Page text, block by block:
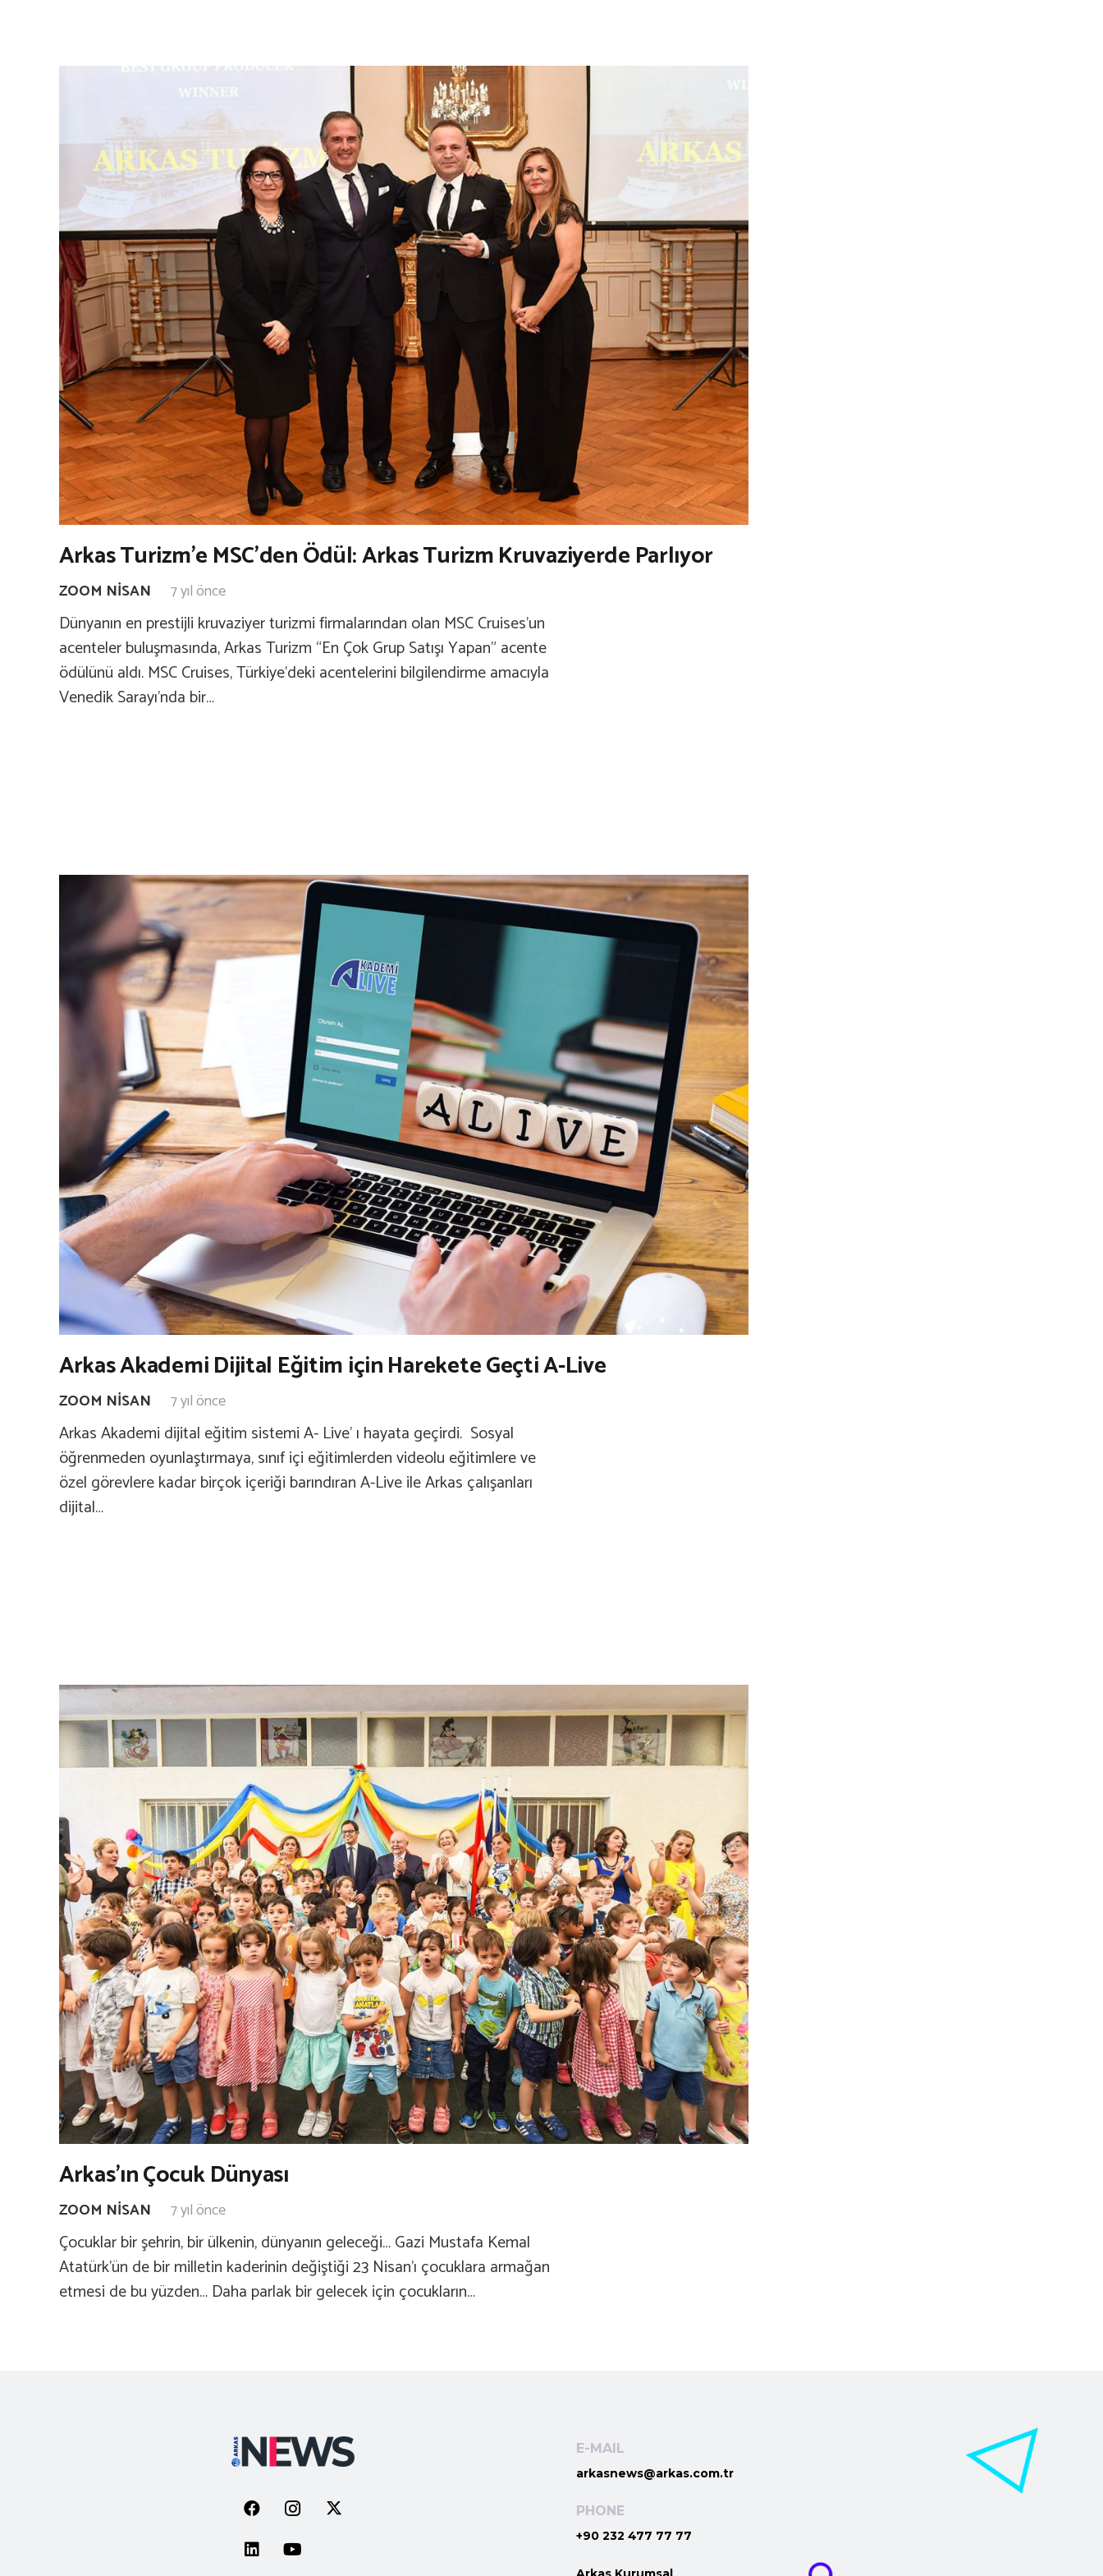
Arkas Turizm’e MSC’den Ödül: Arkas Turizm Kruvaziyerde Parlıyor
ZOOM NISAN 7 yıl önce
Dünyanın en prestijli kruvaziyer turizmi firmalarından olan MSC Cruises’un
acenteler buluşmasında, Arkas Turizm “En Çok Grup Satışı Yapan” acente
ödülünü aldı. MSC Cruises, Türkiye’deki acentelerini bilgilendirme amacıyla
Venedik Sarayı’nda bir…
Arkas Akademi Dijital Eğitim için Harekete Geçti A-Live
ZOOM NISAN 7 yıl önce
Arkas Akademi dijital eğitim sistemi A- Live’ ı hayata geçirdi. Sosyal
öğrenmeden oyunlaştırmaya, sınıf içi eğitimlerden videolu eğitimlere ve
özel görevlere kadar birçok içeriği barındıran A-Live ile Arkas çalışanları
dijital…
Arkas’ın Çocuk Dünyası
ZOOM NISAN 7 yıl önce
Çocuklar bir şehrin, bir ülkenin, dünyanın geleceği… Gazi Mustafa Kemal
Atatürk’ün de bir milletin kaderinin değiştiği 23 Nisan’ı çocuklara armağan
etmesi de bu yüzden… Daha parlak bir gelecek için çocukların…
E-MAIL
arkasnews@arkas.com.tr
PHONE
+90 232 477 77 77